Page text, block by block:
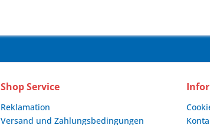
Shop Service
Reklamation
Versand und Zahlungsbedingungen